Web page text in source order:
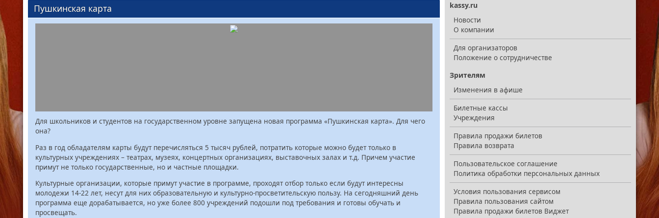
Пушкинская карта
Для школьников и студентов на государственном уровне запущена новая программа «Пушкинская карта». Для чего
она?
Раз в год обладателям карты будут перечисляться 5 тысяч рублей, потратить которые можно будет только в
культурных учреждениях – театрах, музеях, концертных организациях, выставочных залах и т.д. Причем участие
примут не только государственные, но и частные площадки.
Культурные организации, которые примут участие в программе, проходят отбор только если будут интересны
молодежи 14-22 лет, несут для них образовательную и культурно-просветительскую пользу. На сегодняшний день
программа еще дорабатывается, но уже более 800 учреждений подошли под требования и готовы обучать и
просвещать.
kassy.ru
Новости
О компании
Для организаторов
Положение о сотрудничестве
Зрителям
Изменения в афише
Билетные кассы
Учреждения
Правила продажи билетов
Правила возврата
Пользовательское соглашение
Политика обработки персональных данных
Условия пользования сервисом
Правила пользования сайтом
Правила продажи билетов Виджет